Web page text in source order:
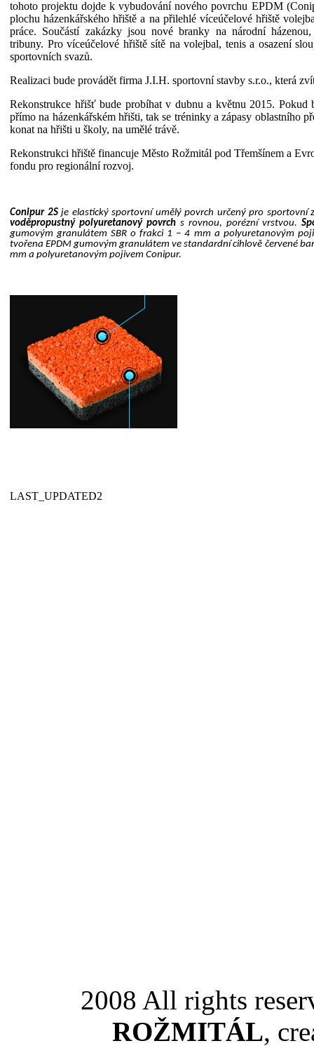
tohoto projektu dojde k vybudování nového povrchu EPDM
plochu házenkářského hřiště a na přilehlé víceúčelové hřiště
práce. Součástí zakázky jsou nové branky na národní
tribuny. Pro víceúčelové hřiště sítě na volejbal, tenis a osazení
sportovních svazů.
Realizaci bude provádět firma J.I.H. sportovní stavby s.r.o., která
Rekonstrukce hřišť bude probíhat v dubnu a květnu 2015. Pokud
přímo na házenkářském hřišti, tak se tréninky a zápasy oblastního
konat na hřišti u školy, na umělé trávě.
Rekonstrukci hřiště financuje Město Rožmitál pod Třemšínem a
fondu pro regionální rozvoj.
Conipur 2Sje elastický sportovní umělý povrch určený pro sportovní
voděpropustný polyuretanový povrch s rovnou, porézní vrstvou.
gumovým granulátem SBR o frakci 1 – 4 mm a polyuretanovým
tvořena EPDM gumovým granulátem ve standardní cihlově červené
mm a polyuretanovým pojivem Conipur.
LAST_UPDATED2
2008 All rights
ROŽMITÁL,